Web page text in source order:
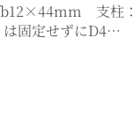
支柱：一
は固定せずにD4…